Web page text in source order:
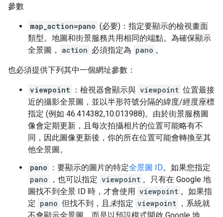
參數
map_action=pano (必要)：指定要顯示的檢視畫面
類型。地圖和街景服務共用相同的端點。為確保顯示
全景圖，
action 必須指定為 pano 。
也必須提供下列其中一個網址參數：
viewpoint ：檢視器會顯示與 viewpoint 位置最接
近的攝影全景圖，並以半形符號分隔的緯度/經度座標
指定 (例如 46.414382,10.013988)。由於街景服務圖
像會定期更新，且每次拍攝相片的位置可能略有不
同，因此圖像更新後，你的所在位置可能會轉換至其
他全景圖。
pano
：要顯示的圖片的特定全景圖 ID。如果您指定
pano
，也可以指定 viewpoint 。只有在 Google 地
圖找不到全景 ID 時，才會使用 viewpoint 。如果指
定 pano 但找不到，且 未指定 viewpoint ，系統就